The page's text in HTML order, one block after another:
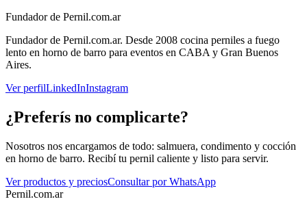
Fundador de Pernil.com.ar
Fundador de Pernil.com.ar. Desde 2008 cocina perniles a fuego
lento en horno de barro para eventos en CABA y Gran Buenos
Aires.
Ver perfilLinkedInInstagram
¿Preferís no complicarte?
Nosotros nos encargamos de todo: salmuera, condimento y cocción
en horno de barro. Recibí tu pernil caliente y listo para servir.
Ver productos y preciosConsultar por WhatsApp
Pernil.com.ar